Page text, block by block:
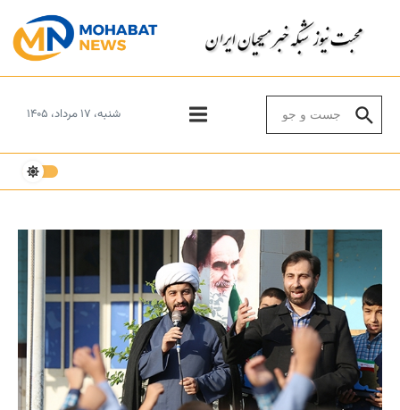
شنبه، ۱۷ مرداد، ۱۴۰۵